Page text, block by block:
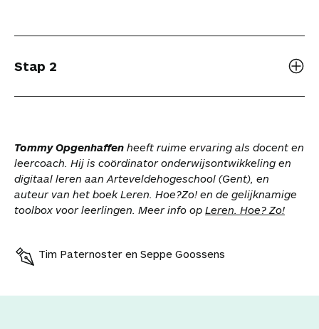
Stap 2
Tommy Opgenhaffen heeft ruime ervaring als docent en
leercoach. Hij is coördinator onderwijsontwikkeling en
digitaal leren aan Arteveldehogeschool (Gent), en
auteur van het boek Leren. Hoe?Zo! en de gelijknamige
toolbox voor leerlingen. Meer info op Leren. Hoe? Zo!
Tim Paternoster en Seppe Goossens